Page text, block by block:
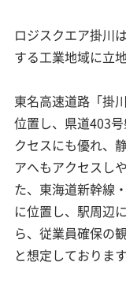
ロジスクエア掛川
する工業地域に立
東名高速道路「掛
位置し、県道403
クセスにも優れ、
アへもアクセスし
た、東海道新幹線
に位置し、駅周辺
ら、従業員確保の
と想定しております